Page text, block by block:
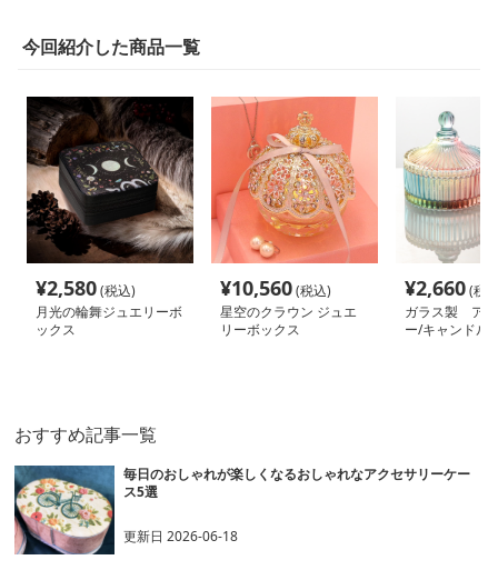
今回紹介した商品一覧
¥2,580(税込)
月光の輪舞ジュエリーボ
ックス
¥10,560(税込)
星空のクラウン ジュエ
リーボックス
¥2,660(税
ガラス製 ア
ー/キャンドル/
おすすめ記事一覧
毎日のおしゃれが楽しくなるおしゃれなアクセサリーケー
ス5選
更新日2026-06-18